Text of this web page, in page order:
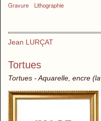
Gravure
Lithographie
Jean LURÇAT
Tortues
Tortues - Aquarelle, encre